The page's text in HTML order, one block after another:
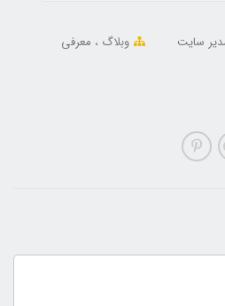
سایت وبلاگ
معرفی